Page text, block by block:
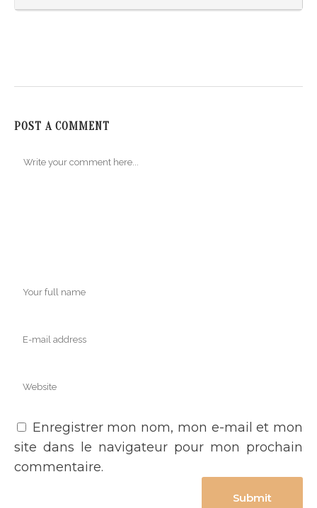
POST A COMMENT
Enregistrer mon nom, mon e-mail et mon
site dans le navigateur pour mon prochain
commentaire.